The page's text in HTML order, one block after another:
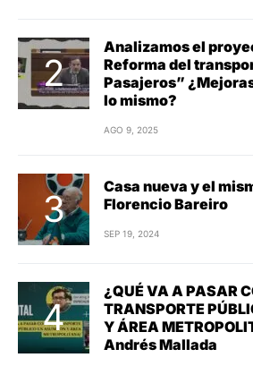
Analizamos el
Reforma del
Pasajeros”
lo mismo?
AGO 9, 2025
Casa nueva y el
Florencio Bareiro
SEP 19, 2024
¿QUÉ VA A PASAR
TRANSPORTE
Y ÁREA
Andrés Mallada